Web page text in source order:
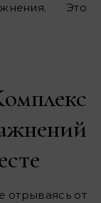
Это
отрываясь от